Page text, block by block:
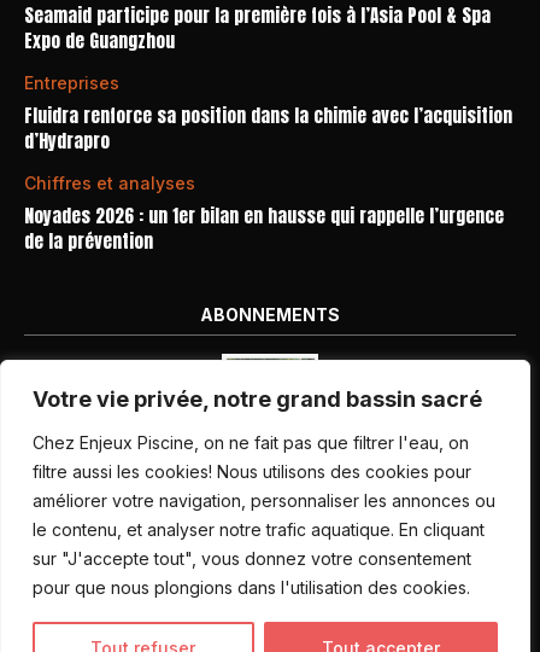
Votre vie privée, notre grand bassin sacré
Chez Enjeux Piscine, on ne fait pas que filtrer l'eau, on
filtre aussi les cookies! Nous utilisons des cookies pour
améliorer votre navigation, personnaliser les annonces ou
le contenu, et analyser notre trafic aquatique. En cliquant
sur "J'accepte tout", vous donnez votre consentement
pour que nous plongions dans l'utilisation des cookies.
Tout refuser Tout accepter
Seamaid participe pour la première fois à l’Asia Pool & Spa
Expo de Guangzhou
Entreprises
Fluidra renforce sa position dans la chimie avec l’acquisition
d’Hydrapro
Chiffres et analyses
Noyades 2026 : un 1er bilan en hausse qui rappelle l’urgence
de la prévention
ABONNEMENTS
Nos dernières parutions
Abonnement magazine
Inscription newsletter